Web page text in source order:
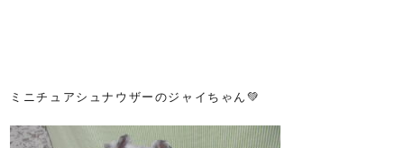
ミニチュアシュナウザーのジャイちゃん💚